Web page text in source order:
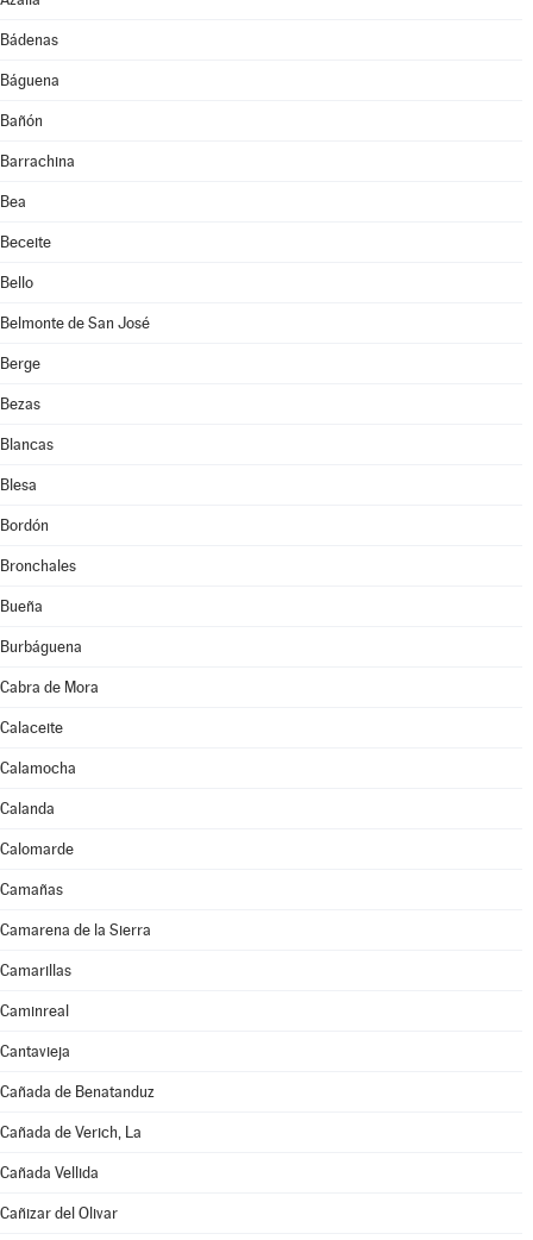
Bádenas
Báguena
Bañón
Barrachina
Bea
Beceite
Bello
Belmonte de San José
Berge
Bezas
Blancas
Blesa
Bordón
Bronchales
Bueña
Burbáguena
Cabra de Mora
Calaceite
Calamocha
Calanda
Calomarde
Camañas
Camarena de la Sierra
Camarillas
Caminreal
Cantavieja
Cañada de Benatanduz
Cañada de Verich, La
Cañada Vellida
Cañizar del Olivar